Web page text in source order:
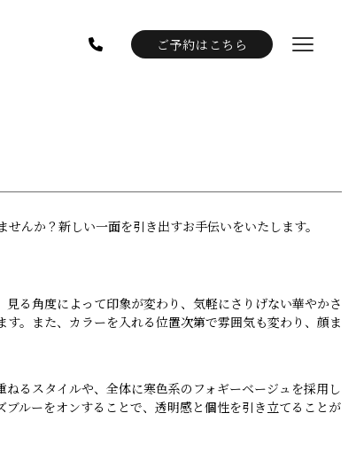
ご予約はこちら
んか？新しい一面を引き出すお手伝いをいたします。
る角度によって印象が変わり、気軽にさりげない華やかさ
。また、カラーを入れる位置次第で雰囲気も変わり、顔ま
るスタイルや、全体に寒色系のフォギーベージュを採用し
ルーをオンすることで、透明感と個性を引き立てることが